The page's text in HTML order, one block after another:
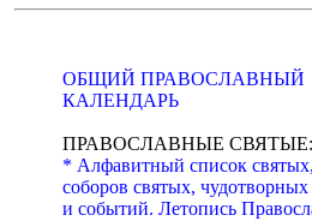
ОБЩИЙ ПРАВОСЛАВНЫЙ
КАЛЕНДАРЬ
ПРАВОСЛАВНЫЕ СВЯТЫЕ:
* Алфавитный список святых,
соборов святых,
и событий. Летопись